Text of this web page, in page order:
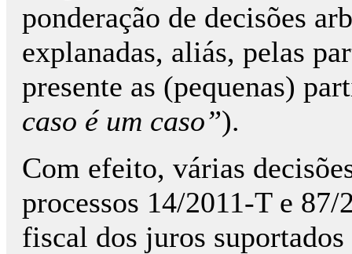
ponderação de decisões
explanadas, aliás, pelas
presente as (pequenas)
caso é um caso”).
Com efeito, várias
processos 14/2011-T e
fiscal dos juros